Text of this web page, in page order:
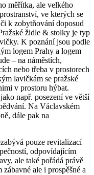
měřítka, ale velkého
ve kterých se
k zobytňování doposud
židle & stolky je typ
K poznání jsou podle
logem Prahy a logem
– na náměstích,
nebo třeba v prostorech
lavičkám se pražské
v prostoru hýbat.
např. posezení ve větší
Na Václavském
dále pak na
pouze revitalizací
odpovídajícím
ale také pořádá právě
ale i prospěšné a